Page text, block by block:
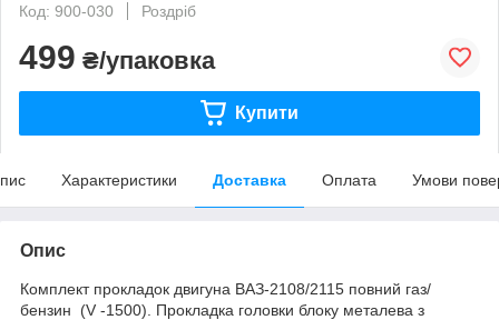
Код: 900-030
Роздріб
499 ₴/упаковка
Купити
Характеристики Доставка Оплата Умови
Опис
Комплект прокладок двигуна ВАЗ-2108/2115 повний газ/
бензин (V -1500). Прокладка головки блоку металева з